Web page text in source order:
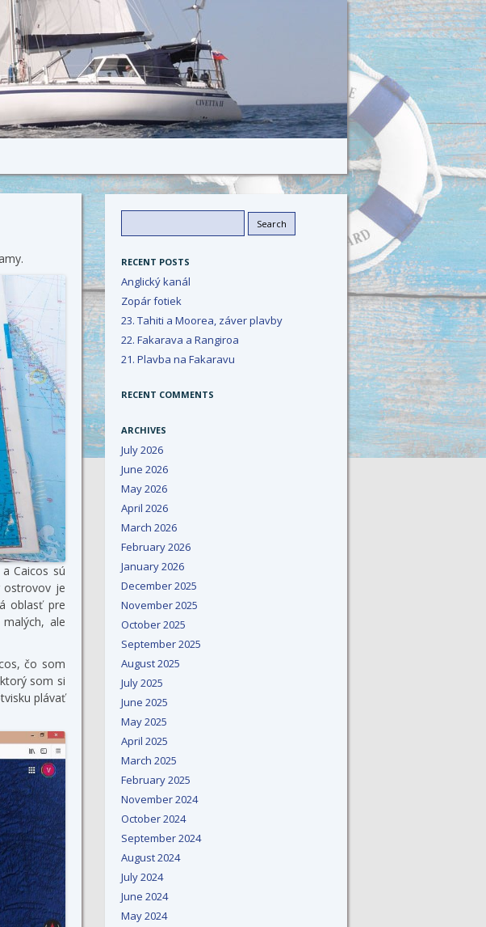
Caicos sú
ostrovov je
oblasť pre
ale
čo som
som si
plávať
for:
RECENT POSTS
Anglický kanál
Zopár fotiek
23. Tahiti a Moorea, záver plavby
22. Fakarava a Rangiroa
21. Plavba na Fakaravu
RECENT COMMENTS
ARCHIVES
July 2026
June 2026
May 2026
April 2026
March 2026
February 2026
January 2026
December 2025
November 2025
October 2025
September 2025
August 2025
July 2025
June 2025
May 2025
April 2025
March 2025
February 2025
November 2024
October 2024
September 2024
August 2024
July 2024
June 2024
May 2024